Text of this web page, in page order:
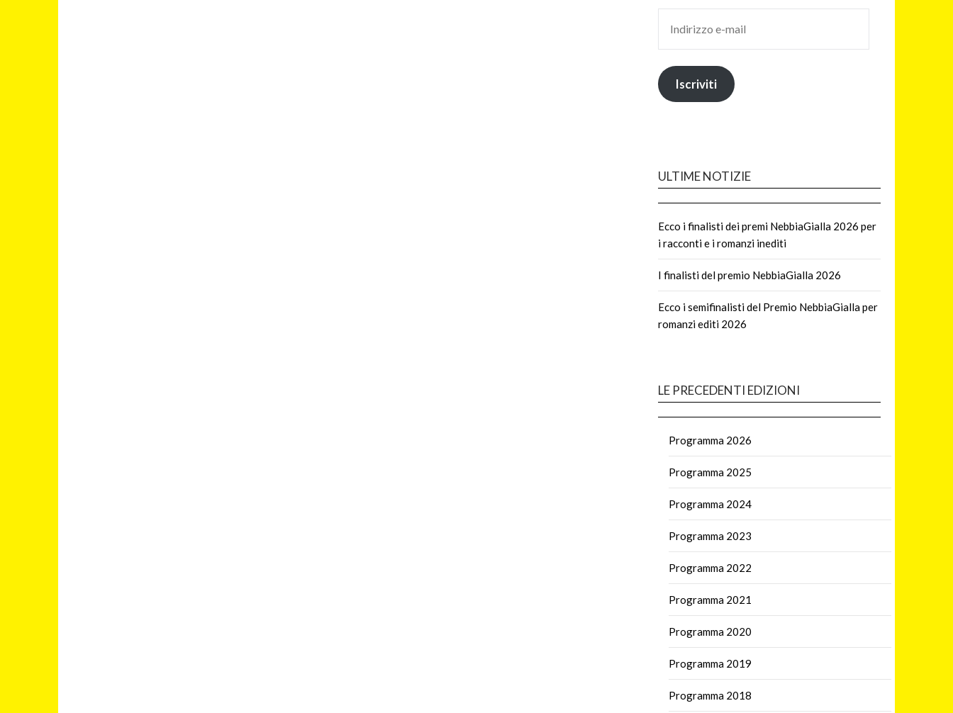
Iscriviti
ULTIME NOTIZIE
Ecco i finalisti dei premi NebbiaGialla 2026 per
i racconti e i romanzi inediti
I finalisti del premio NebbiaGialla 2026
Ecco i semifinalisti del Premio NebbiaGialla per
romanzi editi 2026
LE PRECEDENTI EDIZIONI
Programma 2026
Programma 2025
Programma 2024
Programma 2023
Programma 2022
Programma 2021
Programma 2020
Programma 2019
Programma 2018